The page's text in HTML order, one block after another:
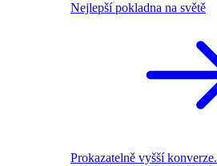
Nejlepší pokladna na světě
Prokazatelně vyšší konverze.